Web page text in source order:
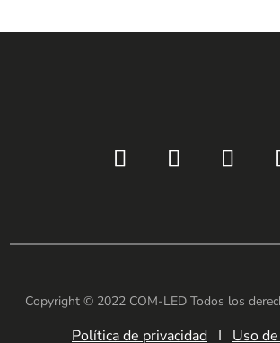
Copyright © 2022 COM-LED Todos los
Política de privacidad I Uso